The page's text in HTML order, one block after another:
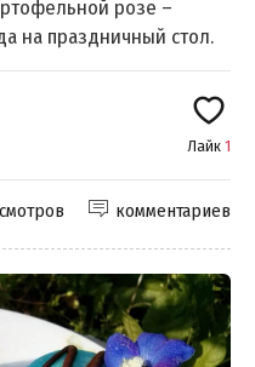
розе –
на праздничный стол.
Лайк 1
комментариев